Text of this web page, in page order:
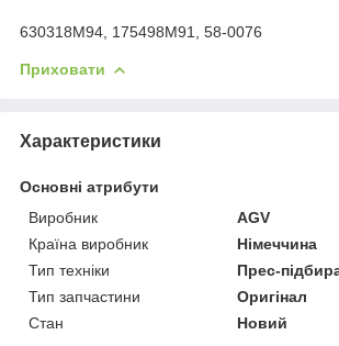
630318M94, 175498M91, 58-0076
Приховати
Характеристики
Основні атрибути
Виробник
AGV
Країна виробник
Німеччина
Тип техніки
Прес-
Тип запчастини
Оригінал
Стан
Новий